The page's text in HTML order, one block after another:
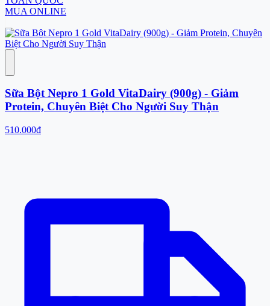
MUA ONLINE
Sữa Bột Nepro 1 Gold VitaDairy (900g) - Giảm
Protein, Chuyên Biệt Cho Người Suy Thận
510.000đ